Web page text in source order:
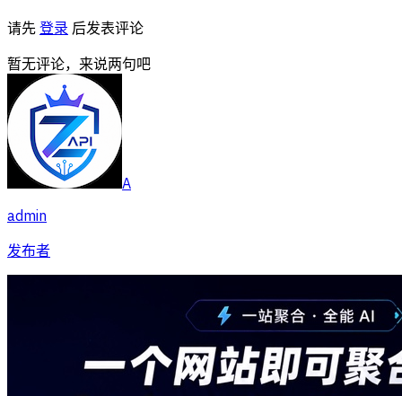
请先 登录 后发表评论
暂无评论，来说两句吧
A
admin
发布者